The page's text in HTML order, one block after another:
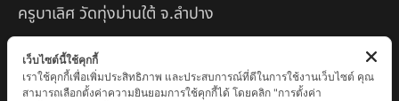
ครูบาเลิศ วัดทุ่งม่านใต้ จ.ลำปาง
หลวงปู่หนู นรินโท วัดวังท่าดี จ.เพชรบูรณ์
ครูบาทอง วัดก้อท่า จ.ลำพูน
เว็บไซต์นี้ใช้คุกกี้
เราใช้คุกกี้เพื่อเพิ่มประสิทธิภาพ และประสบการณ์ที่ดีในการใช้งานเว็บไซต์ คุณ
สามารถเลือกตั้งค่าความยินยอมการใช้คุกกี้ได้ โดยคลิก "การตั้งค่า